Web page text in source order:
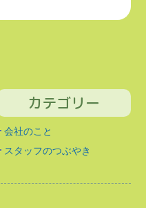
カテゴリー
会社のこと
スタッフのつぶやき